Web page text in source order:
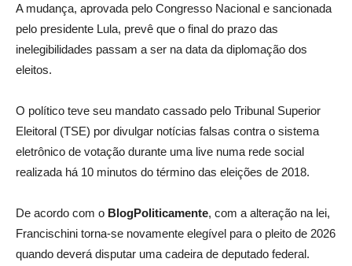
A mudança, aprovada pelo Congresso Nacional e sancionada
pelo presidente Lula, prevê que o final do prazo das
inelegibilidades passam a ser na data da diplomação dos
eleitos.
O político teve seu mandato cassado pelo Tribunal Superior
Eleitoral (TSE) por divulgar notícias falsas contra o sistema
eletrônico de votação durante uma live numa rede social
realizada há 10 minutos do término das eleições de 2018.
De acordo com o BlogPoliticamente, com a alteração na lei,
Francischini torna-se novamente elegível para o pleito de 2026
quando deverá disputar uma cadeira de deputado federal.